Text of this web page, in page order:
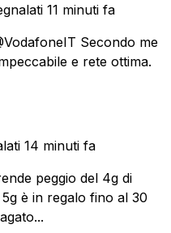
11 minuti fa
Secondo me
e rete ottima.
14 minuti fa
peggio del 4g di
è in regalo fino al 30